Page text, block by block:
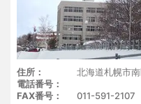
住所
北海道札幌市
電話番号
FAX番号
011-591-2107